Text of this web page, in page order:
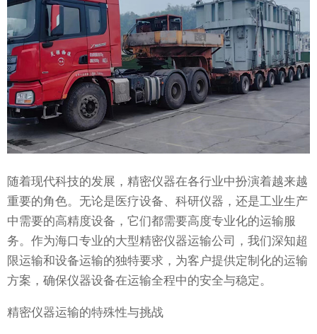
随着现代科技的发展，精密仪器在各行业中扮演着越来越
重要的角色。无论是医疗设备、科研仪器，还是工业生产
中需要的高精度设备，它们都需要高度专业化的运输服
务。作为海口专业的大型精密仪器运输公司，我们深知超
限运输和设备运输的独特要求，为客户提供定制化的运输
方案，确保仪器设备在运输全程中的安全与稳定。
精密仪器运输的特殊性与挑战